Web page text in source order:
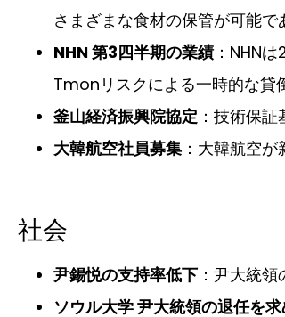
さまざまな食材の保管が可能で
NHN 第3四半期の業績：NHN
Tmonリスクによる一時的な貸
釜山経済振興院協定 ：技術保
大韓航空社員募集 ：大韓航空
社会
尹錫悦の支持率低下 ：尹大統
ソウル大学 尹大統領の退任を